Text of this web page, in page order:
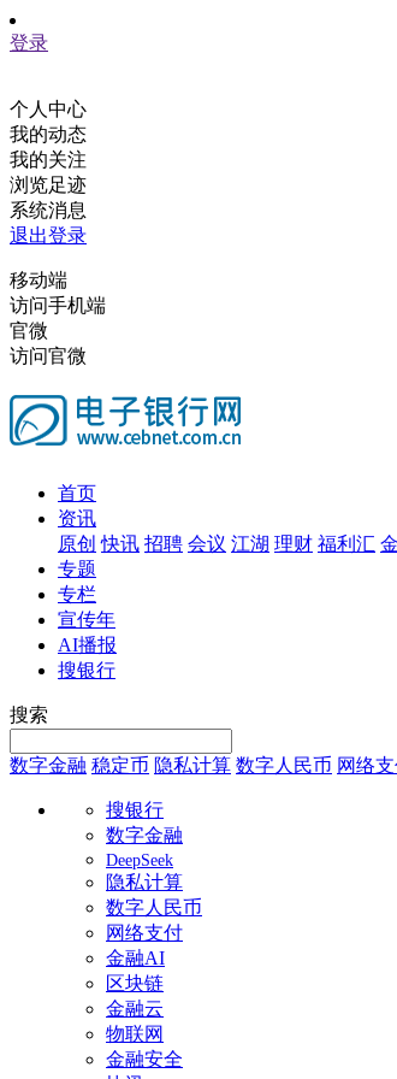
登录
个人中心
我的动态
我的关注
浏览足迹
系统消息
退出登录
移动端
访问手机端
官微
访问官微
首页
资讯
原创 快讯 招聘 会议 江湖 理财 福利汇
专题
专栏
宣传年
AI播报
搜银行
搜索
数字金融 稳定币 隐私计算 数字人民币 网络
搜银行
数字金融
DeepSeek
隐私计算
数字人民币
网络支付
金融AI
区块链
金融云
物联网
金融安全